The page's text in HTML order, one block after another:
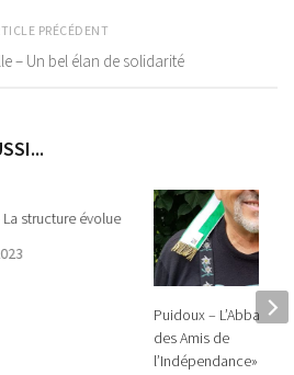
PRÉCÉDENT
– Un bel élan de solidarité
La structure évolue
Puidoux – L’Abbaye
des Amis de
l’Indépendance»